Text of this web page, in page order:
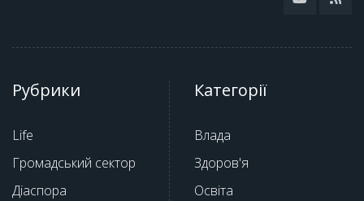
Рубрики
Life
Громадський сектор
Діаспора
Категорії
Влада
Здоров'я
Освіта